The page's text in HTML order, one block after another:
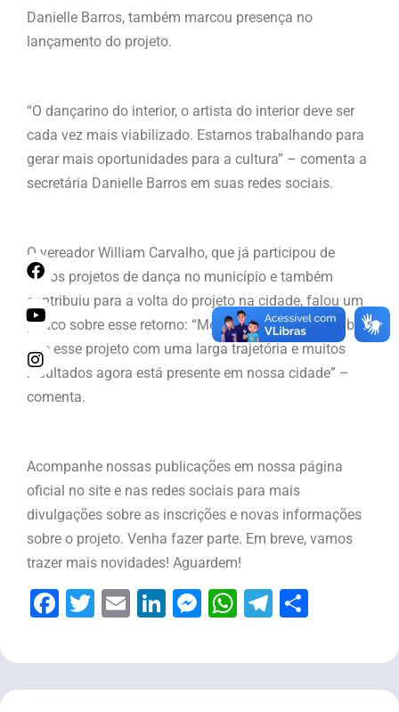
Danielle Barros, também marcou presença no
lançamento do projeto.
“O dançarino do interior, o artista do interior deve ser
cada vez mais viabilizado. Estamos trabalhando para
gerar mais oportunidades para a cultura” – comenta a
secretária Danielle Barros em suas redes sociais.
O vereador William Carvalho, que já participou de
vários projetos de dança no município e também
contribuiu para a volta do projeto na cidade, falou um
pouco sobre esse retorno: “Me enche de orgulho saber
que esse projeto com uma larga trajetória e muitos
resultados agora está presente em nossa cidade” –
comenta.
Acompanhe nossas publicações em nossa página
oficial no site e nas redes sociais para mais
divulgações sobre as inscrições e novas informações
sobre o projeto. Venha fazer parte. Em breve, vamos
trazer mais novidades! Aguardem!
Facebook
Twitter
EmailLinkedIn
Messenger
WhatsApp
Telegram